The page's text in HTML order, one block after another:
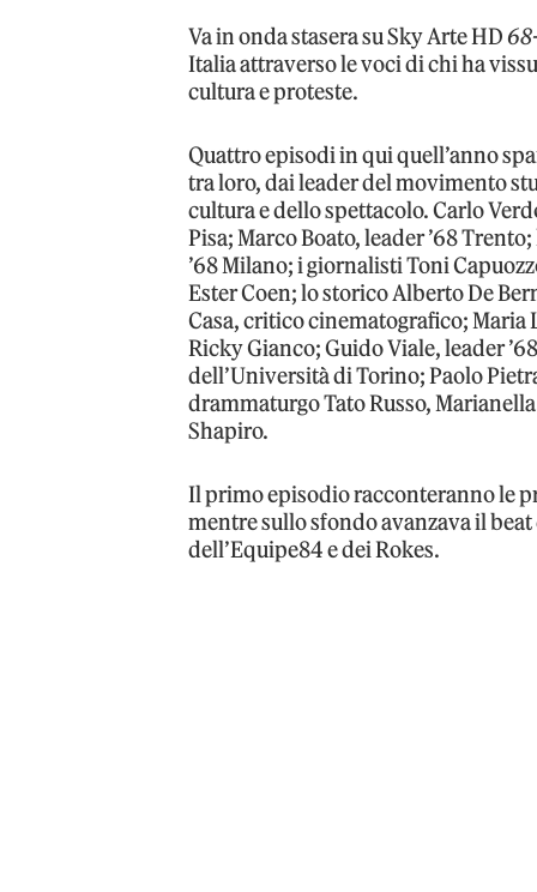
Va in onda stasera su Sky Arte HD
Italia attraverso le voci di chi ha
cultura e proteste.
Quattro episodi in qui quell’anno
tra loro, dai leader del movimento
cultura e dello spettacolo. Carlo
Pisa; Marco Boato, leader ’68
’68 Milano; i giornalisti Toni
Ester Coen; lo storico Alberto De
Casa, critico cinematografico; Maria
Ricky Gianco; Guido Viale, leader
dell’Università di Torino; Paolo
drammaturgo Tato Russo,
Shapiro.
Il primo episodio racconteranno le
mentre sullo sfondo avanzava il
dell’Equipe84 e dei Rokes.